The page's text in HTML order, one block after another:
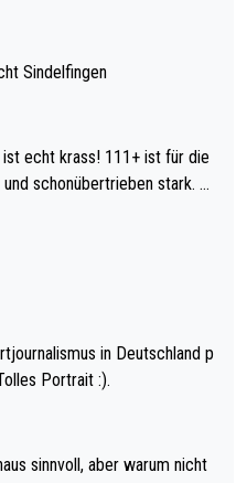
Sindelfingen
111+ ist für die
schonübertrieben stark. U
in Deutschland p
Portrait :).
sinnvoll, aber warum nicht